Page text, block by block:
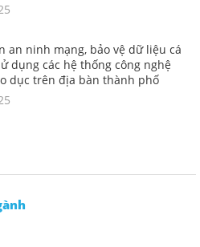
an ninh mạng, bảo vệ dữ liệu cá
dụng các hệ thống công nghệ
dục trên địa bàn thành phố